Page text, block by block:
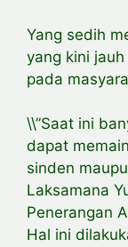
Yang sedih
yang kini
pada
\\”Saat ini
dapat
sinden
Laksamana
Penerangan
Hal ini